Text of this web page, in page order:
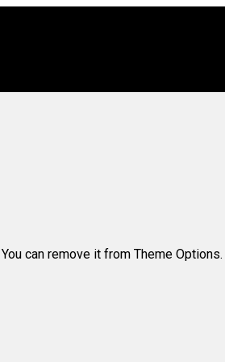
can remove it from Theme Options.